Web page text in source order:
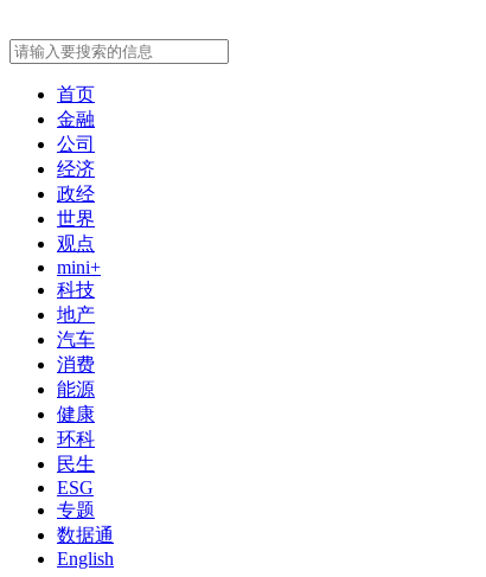
首页
金融
公司
经济
政经
世界
观点
mini+
科技
地产
汽车
消费
能源
健康
环科
民生
ESG
专题
数据通
English